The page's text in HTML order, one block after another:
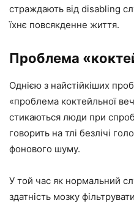
страждають від disabling
їхнє повсякденне життя.
Проблема
Однією з найстійкіших
«проблема коктейльної
стикаються люди при
говорить на тлі безлічі
фонового шуму.
У той час як нормальний
здатність мозку